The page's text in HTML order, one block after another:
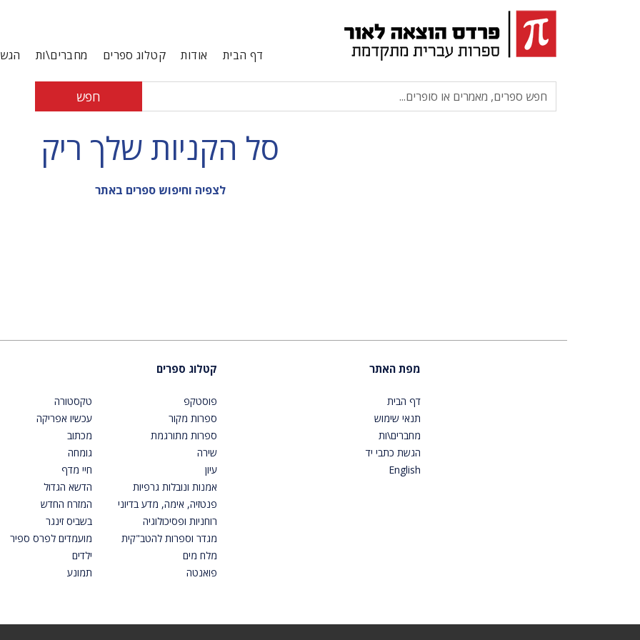
דף הבית אודות קטלוג ספרים מחברים\ות
חפש
סל הקניות שלך ריק
לצפיה וחיפוש ספרים באתר
מפת האתר
דף הבית
תנאי שימוש
מחברים\ות
הגשת כתבי יד
English
קטלוג ספרים
פוסטקפ
ספרות מקור
ספרות מתורגמת
שירה
עיון
אמנות ונובלות גרפיות
פנטזיה, אימה, מדע בדיוני
רוחניות ופסיכולוגיה
מגדר וספרות להטב"קית
מלח מים
פואנטה
טקסטורה
עכשיו אפריקה
מכתוב
גומחה
חיי מדף
הדשא הגדול
המזרח החדש
בשביס זינגר
מועמדים לפרס ספיר
ילדים
תמונע